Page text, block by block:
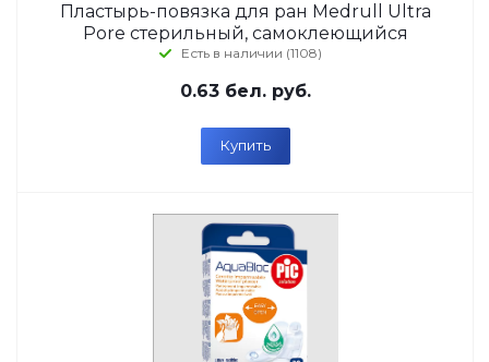
Пластырь-повязка для ран Medrull Ultra
Pore стерильный, самоклеющийся
Есть в наличии (1108)
0.63 бел. руб.
Купить